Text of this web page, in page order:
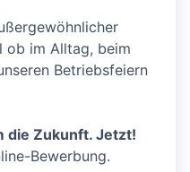
ob im Alltag, beim
Betriebsfeiern
die Zukunft. Jetzt!
Bewerbung.